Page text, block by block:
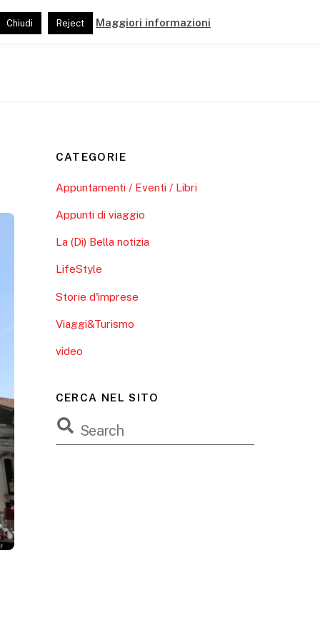
Pubblicazioni Link e Partner
CATEGORIE
Appuntamenti / Eventi / Libri
Appunti di viaggio
La (Di) Bella notizia
LifeStyle
Storie d'imprese
Viaggi&Turismo
video
CERCA NEL SITO
Chiudi Reject Maggiori informazioni